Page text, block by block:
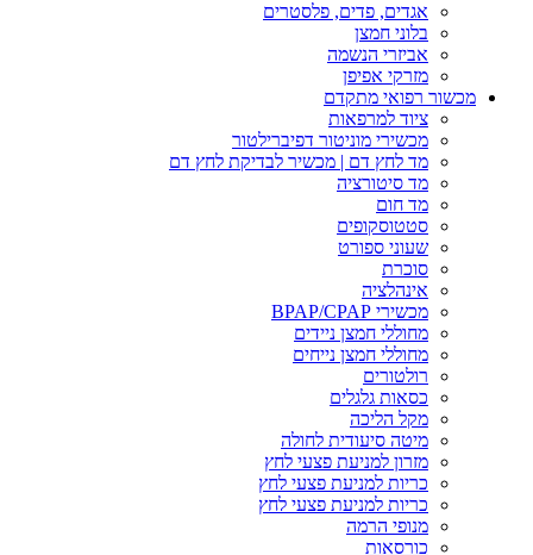
אגדים, פדים, פלסטרים
בלוני חמצן
אביזרי הנשמה
מזרקי אפיפן
מכשור רפואי מתקדם
ציוד למרפאות
מכשירי מוניטור דפיברילטור
מד לחץ דם | מכשיר לבדיקת לחץ דם
מד סיטורציה
מד חום
סטטוסקופים
שעוני ספורט
סוכרת
אינהלציה
מכשירי BPAP/CPAP
מחוללי חמצן ניידים
מחוללי חמצן נייחים
רולטורים
כסאות גלגלים
מקל הליכה
מיטה סיעודית לחולה
מזרון למניעת פצעי לחץ
כריות למניעת פצעי לחץ
כריות למניעת פצעי לחץ
מנופי הרמה
כורסאות